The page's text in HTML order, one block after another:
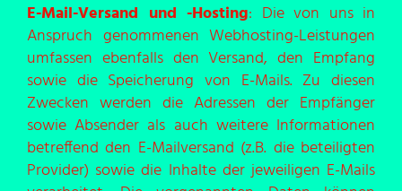
E-Mail-Versand und -Hosting: Die von uns in
Anspruch genommenen Webhosting-Leistungen
umfassen ebenfalls den Versand, den Empfang
sowie die Speicherung von E-Mails. Zu diesen
Zwecken werden die Adressen der Empfänger
sowie Absender als auch weitere Informationen
betreffend den E-Mailversand (z.B. die beteiligten
Provider) sowie die Inhalte der jeweiligen E-Mails